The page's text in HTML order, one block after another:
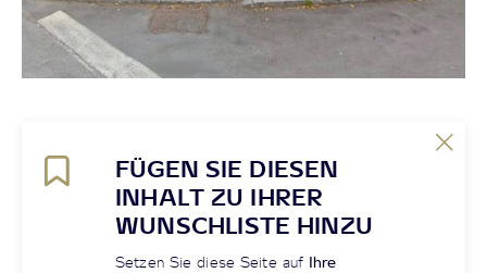
FÜGEN SIE DIESEN
INHALT ZU IHRER
WUNSCHLISTE HINZU
Setzen Sie diese Seite auf Ihre